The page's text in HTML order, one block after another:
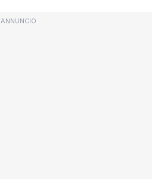
ANNUNCIO